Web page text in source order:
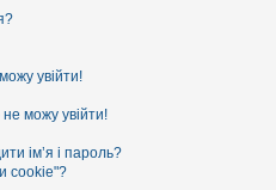
увійти!
можу увійти!
ім’я і пароль?
cookie"?